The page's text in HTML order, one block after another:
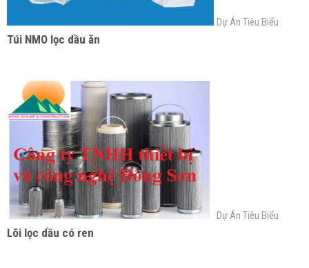
Dự Án Tiêu Biểu
Túi NMO lọc dầu ăn
Dự Án Tiêu Biểu
Lõi lọc dầu có ren